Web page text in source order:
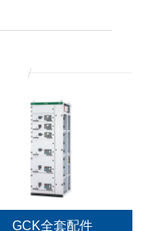
GCK全套配件